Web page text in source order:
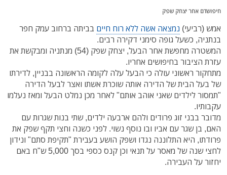
חיפושדם אחר יצחק שפק
אמש (רביעי) נמצאה אשה ללא רוח חיים בביתה ברחוב עמק חפר
בנתניה, כשעל גופה סימני דקירה רבים.
המשטרה מחפשת אחר הבעל, יצחק שפק (54) מנתניה ומבקשת את
עזרת הציבור בחיפושים אחריו.
מתחקור ראשוני עולה כי הבעל עלה לקומה הראשונה בבניין, לדירתו
של בעל הבית של הדירה אותה שוכרת אשתו ואצר לבעל הדירה
"תמסור לילדים שאני אוהב אותם" לאחר מכן נמלט הבעל ומאז נעלמו
עקבותיו.
מדובר בבני זוג פרודים ולהם ארבעה ילדים, שתי בנות שגרות עם
האם, בן שגר עם אביו ובו נוסף נשוי. לפני כשנה וחצי תקף שפק את
פרודתו, היא התלוננה נגדו ושפק הושע בעבירת "תקיפת סתם" ונידון
לחצי שנה של מאסר על תנאי וכן קנס כספי בסך 5,000 ש"ח באם
יחזור על העבירה.